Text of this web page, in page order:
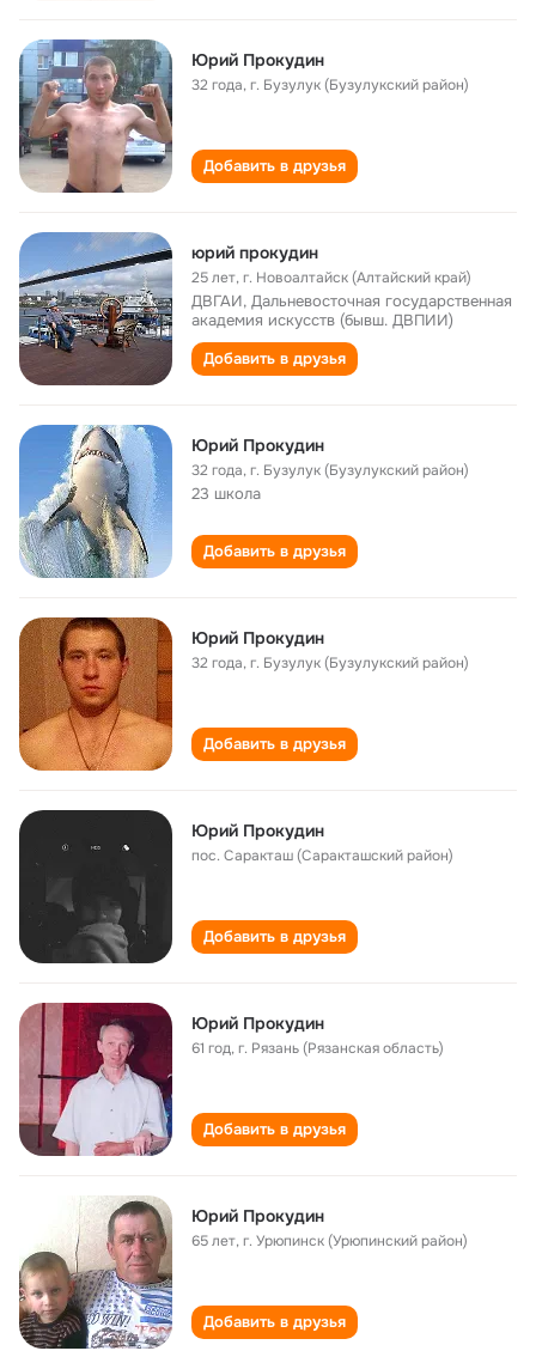
Юрий Прокудин
32 года,г. Бузулук (Бузулукский район)
Добавить в друзья
юрий прокудин
25 лет,г. Новоалтайск (Алтайский край)
ДВГАИ, Дальневосточная государственная
академия искусств (бывш. ДВПИИ)
Добавить в друзья
Юрий Прокудин
32 года,г. Бузулук (Бузулукский район)
23 школа
Добавить в друзья
Юрий Прокудин
32 года,г. Бузулук (Бузулукский район)
Добавить в друзья
Юрий Прокудин
пос. Саракташ (Саракташский район)
Добавить в друзья
Юрий Прокудин
61 год,г. Рязань (Рязанская область)
Добавить в друзья
Юрий Прокудин
65 лет,г. Урюпинск (Урюпинский район)
Добавить в друзья